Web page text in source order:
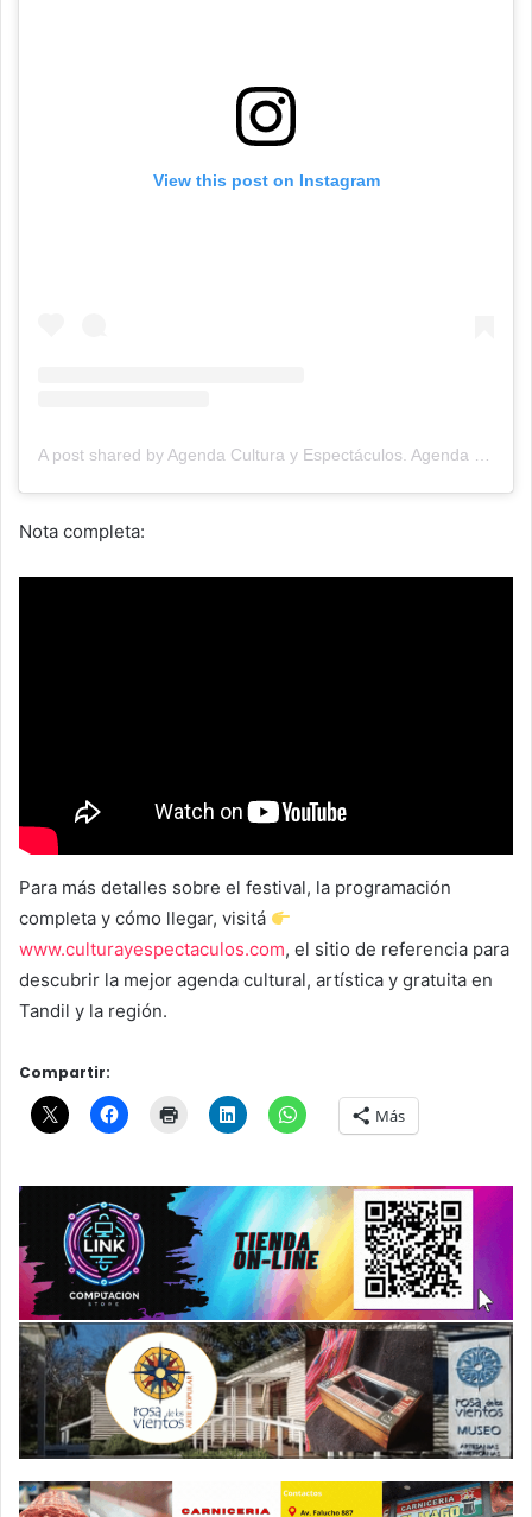
View this post on Instagram
Nota completa:
Para más detalles sobre el festival, la programación
completa y cómo llegar, visitá
www.culturayespectaculos.com, el sitio de referencia para
descubrir la mejor agenda cultural, artística y gratuita en
Tandil y la región.
Compartir:
Más